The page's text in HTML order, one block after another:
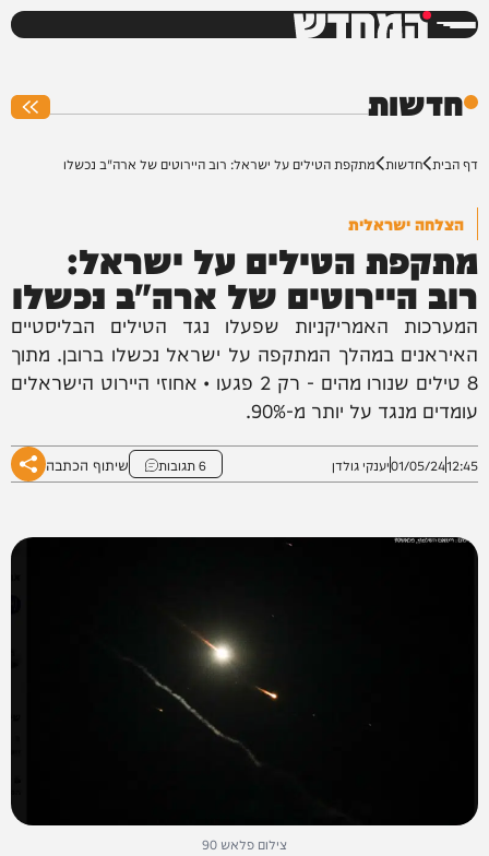
המחדש
חדשות
דף הבית חדשות מתקפת הטילים על ישראל: רוב היירוטים של ארה"ב נכשלו
הצלחה ישראלית
מתקפת הטילים על ישראל:
רוב היירוטים של ארה"ב נכשלו
המערכות האמריקניות שפעלו נגד הטילים הבליסטיים
האיראנים במהלך המתקפה על ישראל נכשלו ברובן. מתוך
8 טילים שנורו מהים - רק 2 פגעו • אחוזי היירוט הישראלים
עומדים מנגד על יותר מ-90%.
12:45
01/05/24יענקי גולדן 6 תגובות שיתוף הכתבה
צילום פלאש 90